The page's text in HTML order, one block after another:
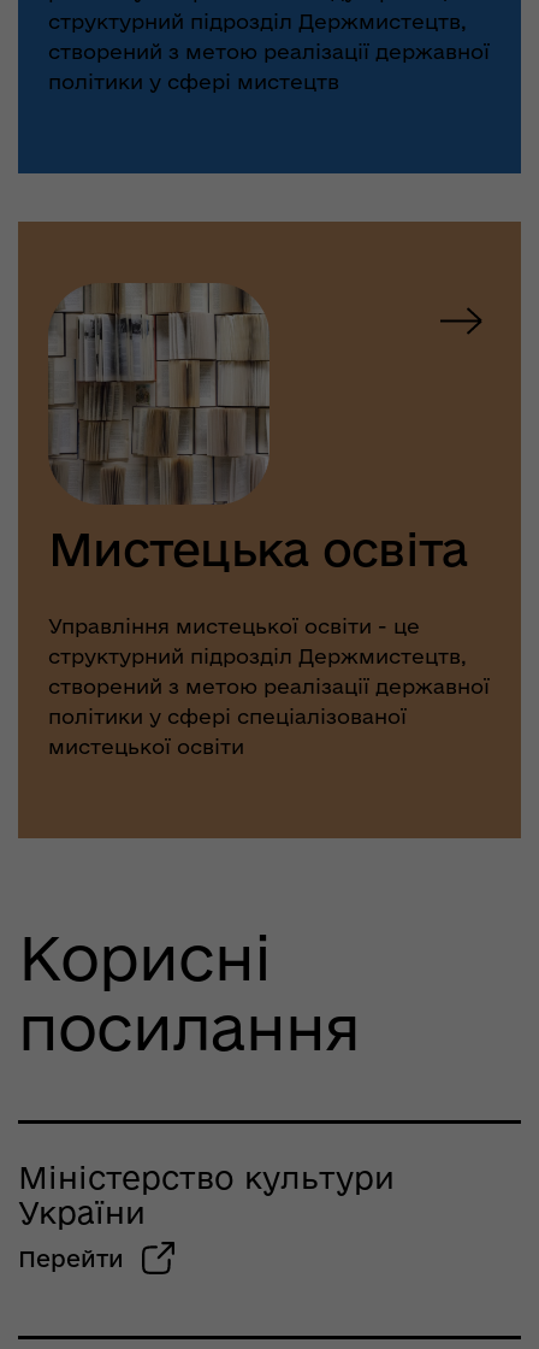
структурний підрозділ Держмистецтв,
створений з метою реалізації державної
політики у сфері мистецтв
Мистецька освіта
Управління мистецької освіти - це
структурний підрозділ Держмистецтв,
створений з метою реалізації державної
політики у сфері спеціалізованої
мистецької освіти
Корисні
посилання
Міністерство культури
України
Перейти